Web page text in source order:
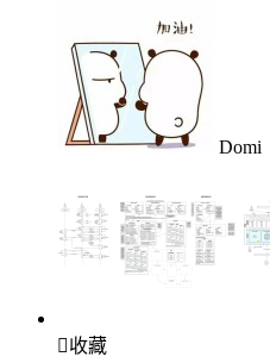
Domi
收藏